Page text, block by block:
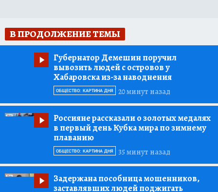
В ПРОДОЛЖЕНИЕ ТЕМЫ
Губернатор Демешин поручил
вывозить людей с островов у
Хабаровска из-за наводнения
20 минут назад
ОБЩЕСТВО: КАРТИНА ДНЯ
Россияне рассказали о золотых медалях
в первый день Кубка мира по зимнему
плаванию
35 минут назад
ОБЩЕСТВО: КАРТИНА ДНЯ
Задержана пособница мошенников,
заставлявших людей поджигать